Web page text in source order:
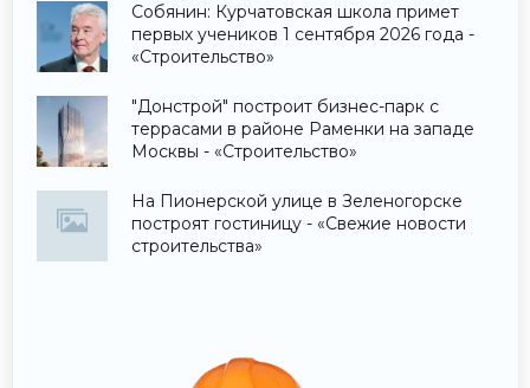
Собянин: Курчатовская школа примет
первых учеников 1 сентября 2026 года -
«Строительство»
"Донстрой" построит бизнес-парк с
террасами в районе Раменки на западе
Москвы - «Строительство»
На Пионерской улице в Зеленогорске
построят гостиницу - «Свежие новости
строительства»